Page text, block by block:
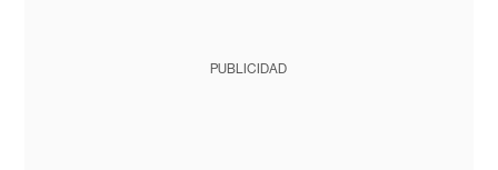
PUBLICIDAD